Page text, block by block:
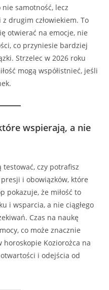
samotność, lecz
drugim człowiekiem. To
otwierać na emocje, nie
co przyniesie bardziej
Strzelec w 2026 roku
mogą współistnieć, jeśli
wspierają, a nie
testować, czy potrafisz
i obowiązków, które
pokazuje, że miłość to
i wsparcia, a nie ciągłego
Czas na naukę
co może znacznie
horoskopie Koziorożca na
i odejścia od